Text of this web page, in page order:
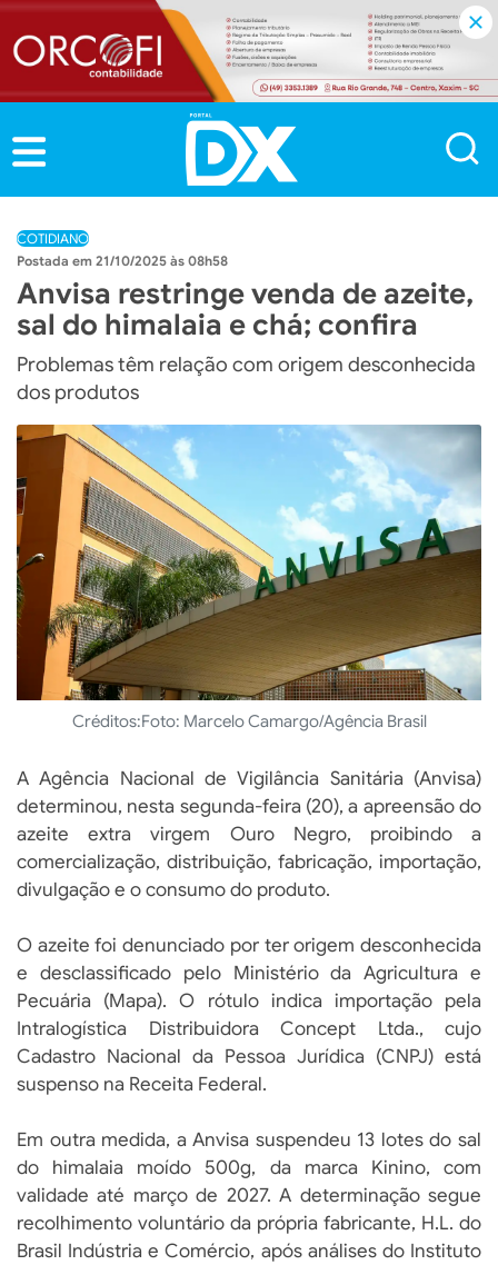
COTIDIANO
21/10/2025 às 08h58
Anvisa restringe venda de azeite,
sal do himalaia e chá; confira
Problemas têm relação com origem desconhecida
dos produtos
Créditos:Foto: Marcelo Camargo/Agência Brasil
A Agência Nacional de Vigilância Sanitária (Anvisa)
determinou, nesta segunda-feira (20), a apreensão do
azeite extra virgem Ouro Negro, proibindo a
comercialização, distribuição, fabricação, importação,
divulgação e o consumo do produto.
O azeite foi denunciado por ter origem desconhecida
e desclassificado pelo Ministério da Agricultura e
Pecuária (Mapa). O rótulo indica importação pela
Intralogística Distribuidora Concept Ltda., cujo
Cadastro Nacional da Pessoa Jurídica (CNPJ) está
suspenso na Receita Federal.
Em outra medida, a Anvisa suspendeu 13 lotes do sal
do himalaia moído 500g, da marca Kinino, com
validade até março de 2027. A determinação segue
recolhimento voluntário da própria fabricante, H.L. do
Brasil Indústria e Comércio, após análises do Instituto